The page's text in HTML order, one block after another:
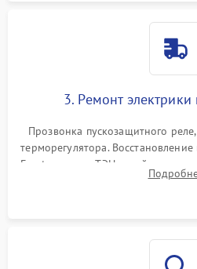
3. Ремонт
Прозвонка пускозащитного
терморегулятора.
Frost, включая ТЭН оттайки и
платы управления при